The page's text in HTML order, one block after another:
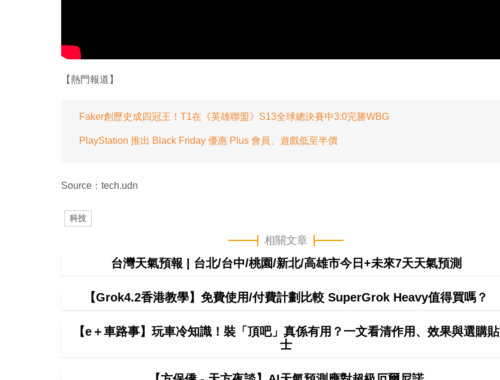
【熱門報道】
Faker創歷史成四冠王！T1在《英雄聯盟》S13全球總決賽中3:0完勝WBG
PlayStation 推出 Black Friday 優惠 Plus 會員、遊戲低至半價
Source：tech.udn
科技
相關文章
台灣天氣預報 | 台北/台中/桃園/新北/高雄市今日+未來7天天氣預測
【Grok4.2香港教學】免費使用/付費計劃比較 SuperGrok Heavy值得買嗎？
【e＋車路事】玩車冷知識！裝「頂吧」真係有用？一文看清作用、效果與選購貼
士